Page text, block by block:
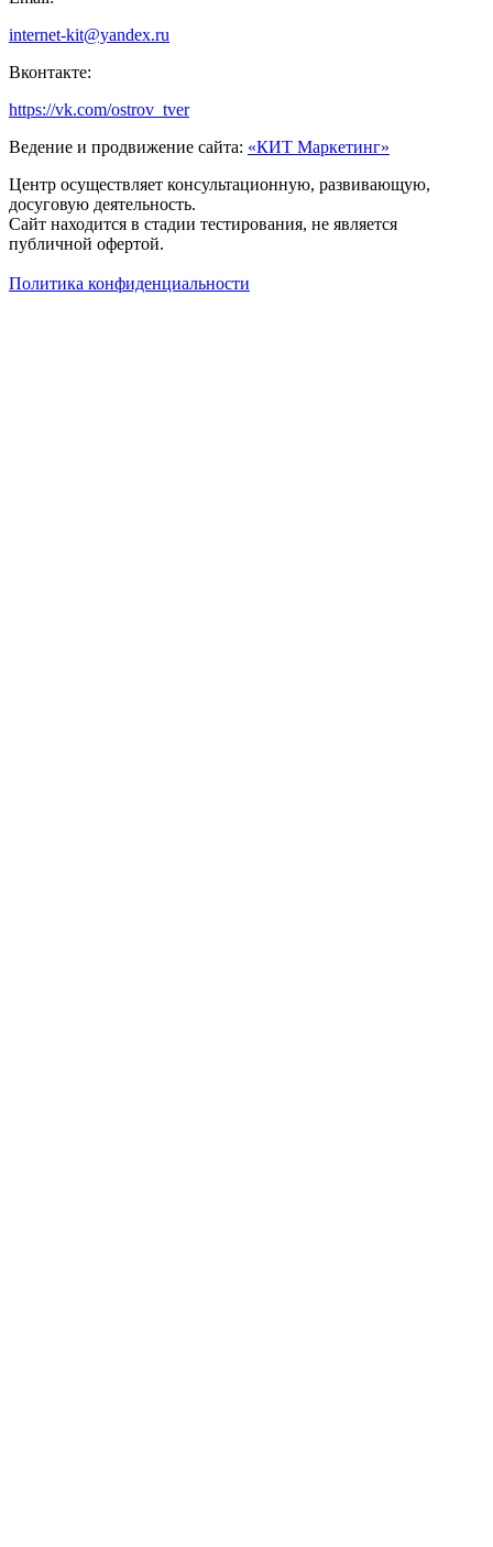
internet-kit@yandex.ru
Вконтакте:
https://vk.com/ostrov_tver
Ведение и продвижение сайта: «КИТ Маркетинг»
Центр осуществляет консультационную, развивающую,
досуговую деятельность.
Сайт находится в стадии тестирования, не является
публичной офертой.
Политика конфиденциальности